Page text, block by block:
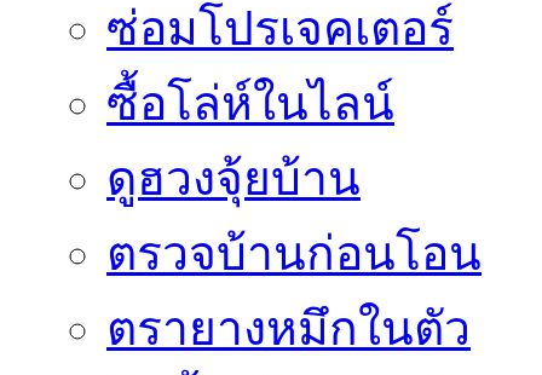
ซ่อมโปรเจคเตอร์
ซื้อโล่ห์ในไลน์
ดูฮวงจุ้ยบ้าน
ตรวจบ้านก่อนโอน
ตรายางหมึกในตัว